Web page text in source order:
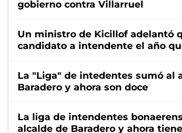
gobierno contra Villarruel
Un ministro de Kicillof adelantó
candidato a intendente el año
La "Liga" de intedentes sumó al
Baradero y ahora son doce
La liga de intendentes
alcalde de Baradero y ahora